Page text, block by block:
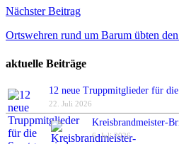
Nächster Beitrag
Ortswehren rund um Barum übten
aktuelle Beiträge
12 neue Truppmitglieder für
22. Juli 2026
Kreisbrandmeister-
6. Juli 2026